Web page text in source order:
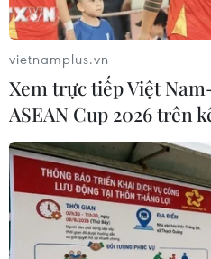
vietnamplus.vn
Xem trực tiếp Việt
ASEAN Cup 2026 trên